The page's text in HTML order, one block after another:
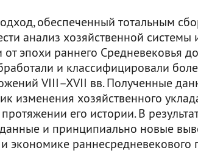
обеспеченный тотальным
анализ хозяйственной системы
от эпохи раннего Средневековья
и классифицировали
VIII–XVII вв. Полученные
изменения хозяйственного
его истории. В
и принципиально новые
экономике раннесредневекового